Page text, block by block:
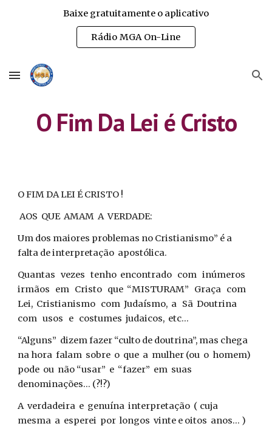
Baixe gratuitamente o aplicativo
Rádio MGA On-Line
O Fim Da Lei é Cristo
O FIM DA LEI É CRISTO !
AOS QUE AMAM A VERDADE:
Um dos maiores problemas no Cristianismo” é a
falta de interpretação apostólica.
Quantas vezes tenho encontrado com inúmeros
irmãos em Cristo que “MISTURAM” Graça com
Lei, Cristianismo com Judaísmo, a Sã Doutrina
com usos e costumes judaicos, etc...
“Alguns” dizem fazer “culto de doutrina”, mas chega
na hora falam sobre o que a mulher (ou o homem)
pode ou não “usar” e “fazer” em suas
denominações... (?!?)
A verdadeira e genuína interpretação ( cuja
mesma a esperei por longos vinte e oitos anos... )